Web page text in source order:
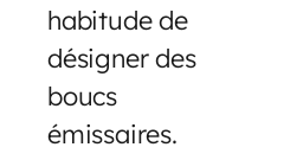
habitude de
désigner des
boucs
émissaires.